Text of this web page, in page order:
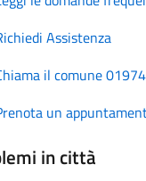
Assistenza
il comune
un
in città